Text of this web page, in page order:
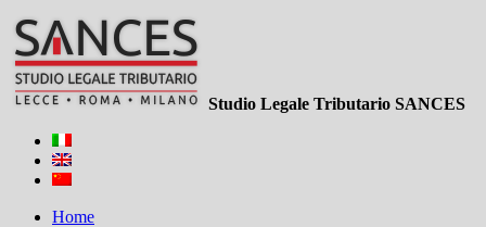
Studio Legale Tributario SANCES
Home